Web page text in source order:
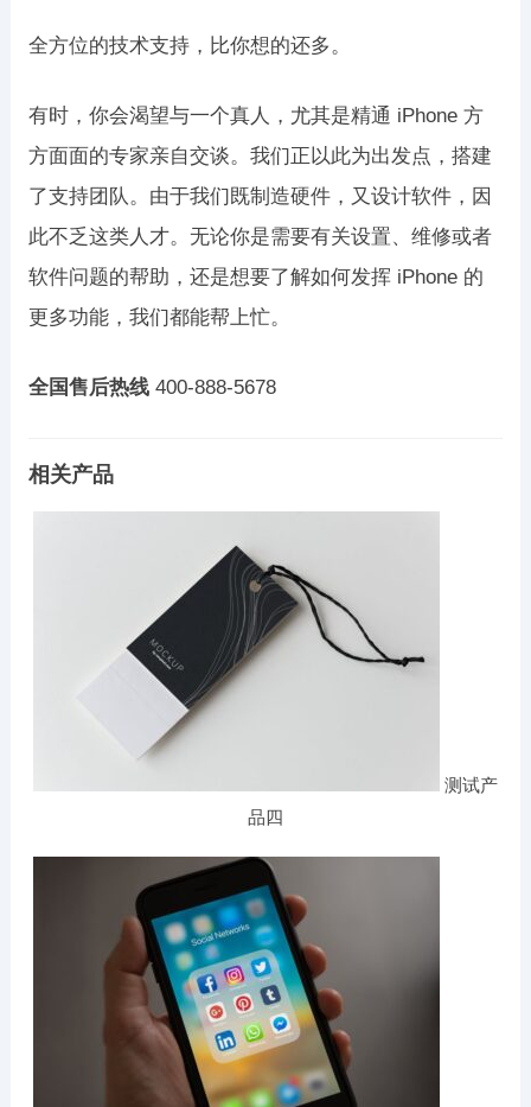
全方位的技术支持，比你想的还多。
有时，你会渴望与一个真人，尤其是精通 iPhone 方
方面面的专家亲自交谈。我们正以此为出发点，搭建
了支持团队。由于我们既制造硬件，又设计软件，因
此不乏这类人才。无论你是需要有关设置、维修或者
软件问题的帮助，还是想要了解如何发挥 iPhone 的
更多功能，我们都能帮上忙。
全国售后热线400-888-5678
相关产品
测试产
品四